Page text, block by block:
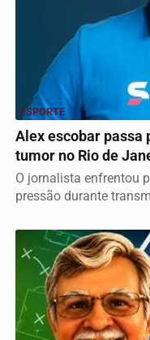
ESPORTE
Alex escobar
tumor no Rio de
O jornalista enfrentou
pressão durante